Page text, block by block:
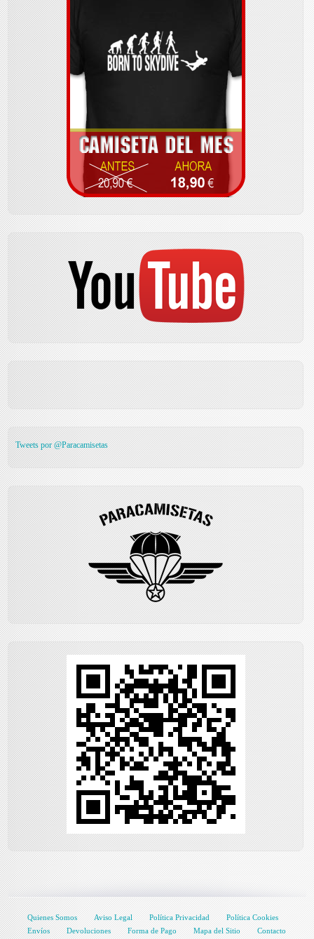
Tweets por @Paracamisetas
Quienes Somos Aviso Legal Política Privacidad
Política Cookies
Envíos
Devoluciones Forma de Pago Mapa del Sitio Contacto